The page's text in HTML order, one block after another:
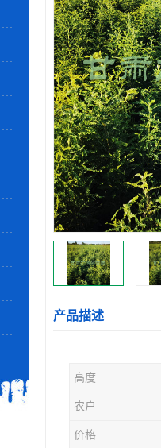
产品描述
高度
农户
价格